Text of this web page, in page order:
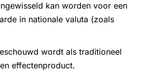
kan worden voor een
in nationale valuta (zoals
wordt als traditioneel
effectenproduct.